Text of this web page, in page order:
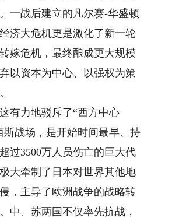
一战后建立的凡尔赛-华盛顿
济大危机更是激化了新一轮
嫁危机，最终酿成更大规模
以资本为中心、以强权为策
有力地驳斥了“西方中心
斯战场，是开始时间最早、持
过3500万人员伤亡的巨大代
大牵制了日本对世界其他地
，主导了欧洲战争的战略转
中、苏两国不仅率先抗战，